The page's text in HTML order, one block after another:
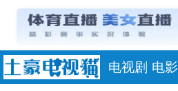
电视剧 电影